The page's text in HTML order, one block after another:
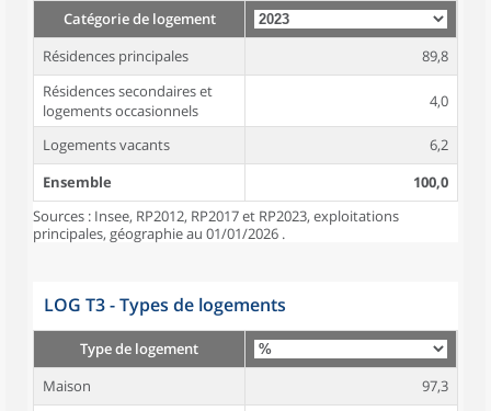
Catégorie de logement
Résidences principales
89,8
Résidences secondaires et
logements occasionnels
4,0
Logements vacants
6,2
Ensemble
100,0
Sources : Insee, RP2012, RP2017 et RP2023, exploitations
principales, géographie au 01/01/2026 .
LOG T3 - Types de logements
Type de logement
Maison
97,3